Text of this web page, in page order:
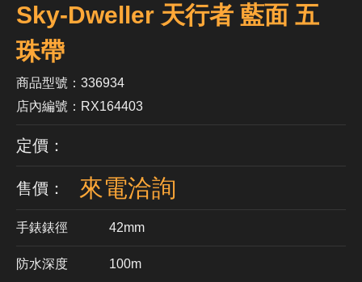
Sky-Dweller 天行者 藍面 五
珠帶
商品型號：336934
店內編號：RX164403
定價：
售價： 來電洽詢
手錶錶徑 42mm
防水深度 100m